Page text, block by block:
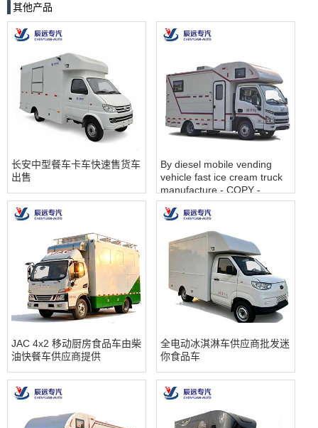
其他产品
长安中型餐车卡车快速售货车
出售
By diesel mobile vending
vehicle fast ice cream truck
manufacture - COPY -
7q2inn
JAC 4x2 移动厨房食品车由柴
油快餐车供应商提供
全电动冰淇淋车供应商批发迷
你食品车